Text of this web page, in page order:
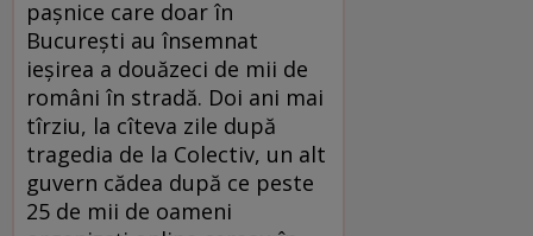
pașnice care doar în
București au însemnat
ieşirea a douăzeci de mii de
români în stradă. Doi ani mai
tîrziu, la cîteva zile după
tragedia de la Colectiv, un alt
guvern cădea după ce peste
25 de mii de oameni